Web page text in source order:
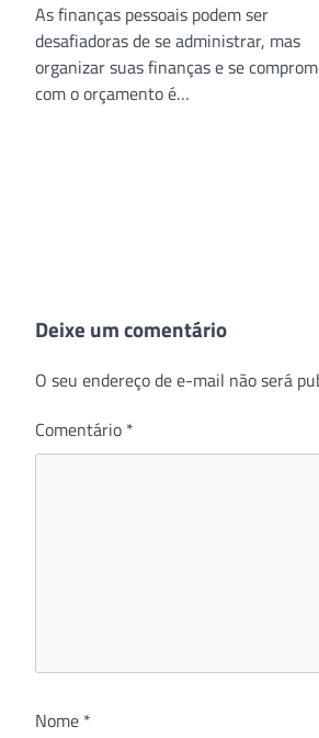
As finanças pessoais podem ser
desafiadoras de se administrar, mas
organizar suas finanças e se
com o orçamento é…
Deixe um comentário
O seu endereço de e-mail não será
Comentário *
Nome *